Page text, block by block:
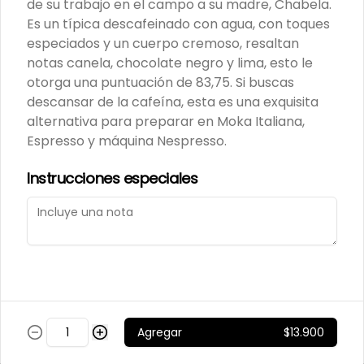
$7.800
MANÍ CONFITADO
MERCADO SILVESTRE 200
GR
GR
$2.700
de su trabajo en el campo a su madre, Chabela.
Es un típica descafeinado con agua, con toques
especiados y un cuerpo cremoso, resaltan
notas canela, chocolate negro y lima, esto le
otorga una puntuación de 83,75. Si buscas
descansar de la cafeína, esta es una exquisita
alternativa para preparar en Moka Italiana,
Espresso y máquina Nespresso.
Instrucciones especiales
Agregar $13.900